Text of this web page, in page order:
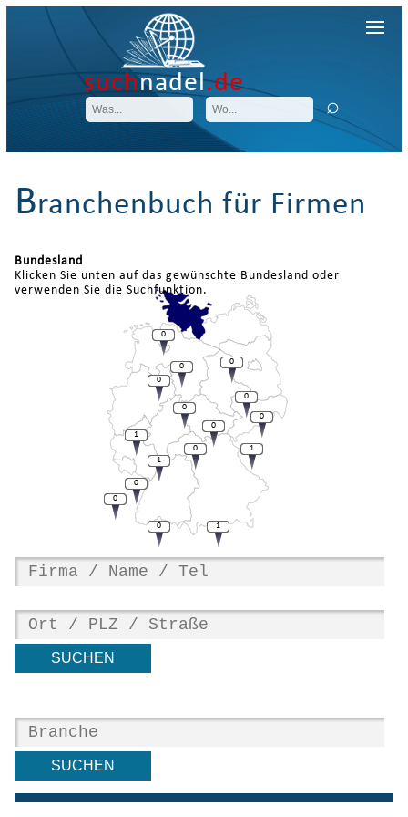
suchnadel.de
Branchenbuch für Firmen
Bundesland
Klicken Sie unten auf das gewünschte Bundesland oder
verwenden Sie die Suchfunktion.
1
0
1
0
0
0
0
0
0
0
0
1
0
0
0
1